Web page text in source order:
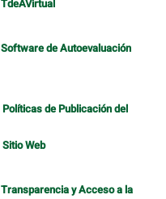
TdeAVirtual
Software de Autoevaluación
Políticas de Publicación del
Sitio Web
Transparencia y Acceso a la